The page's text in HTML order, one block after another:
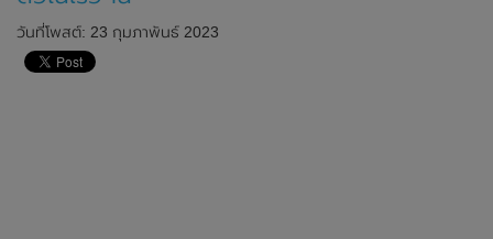
วันที่โพสต์: 23 กุมภาพันธ์ 2023